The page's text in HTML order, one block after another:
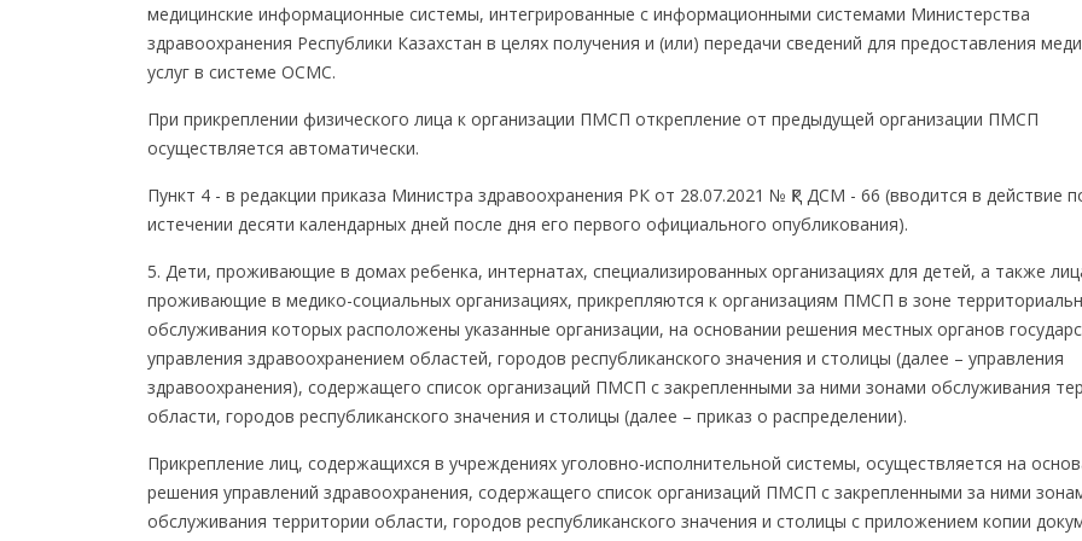
медицинские информационные системы, интегрированные с информационными системами Министерства
здравоохранения Республики Казахстан в целях получения и (или) передачи сведений для предоставления
услуг в системе ОСМС.
При прикреплении физического лица к организации ПМСП открепление от предыдущей организации ПМСП
осуществляется автоматически.
Пункт 4 - в редакции приказа Министра здравоохранения РК от 28.07.2021 № ҚР ДСМ - 66 (вводится в действие
истечении десяти календарных дней после дня его первого официального опубликования).
5. Дети, проживающие в домах ребенка, интернатах, специализированных организациях для детей, а также
проживающие в медико-социальных организациях, прикрепляются к организациям ПМСП в зоне
обслуживания которых расположены указанные организации, на основании решения местных органов
управления здравоохранением областей, городов республиканского значения и столицы (далее – управления
здравоохранения), содержащего список организаций ПМСП с закрепленными за ними зонами обслуживания
области, городов республиканского значения и столицы (далее – приказ о распределении).
Прикрепление лиц, содержащихся в учреждениях уголовно-исполнительной системы, осуществляется на
решения управлений здравоохранения, содержащего список организаций ПМСП с закрепленными за ними
обслуживания территории области, городов республиканского значения и столицы с приложением копии